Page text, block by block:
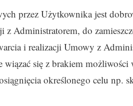
przez Użytkownika jest
Administratorem, do
i realizacji Umowy z
wiązać się z brakiem
określonego celu np.